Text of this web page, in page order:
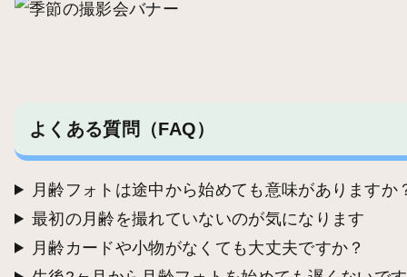
よくある質問（FAQ）
月齢フォトは途中から始めても意味がありますか
最初の月齢を撮れていないのが気になります
月齢カードや小物がなくても大丈夫ですか？